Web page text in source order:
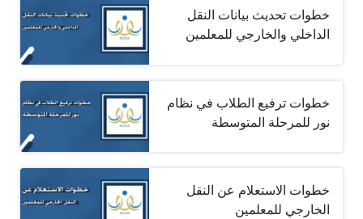
خطوات تحديث بيانات النقل
الداخلي والخارجي للمعلمين
خطوات ترفيع الطلاب في نظام
نور للمرحلة المتوسطة
خطوات الاستعلام عن النقل
الخارجي للمعلمين